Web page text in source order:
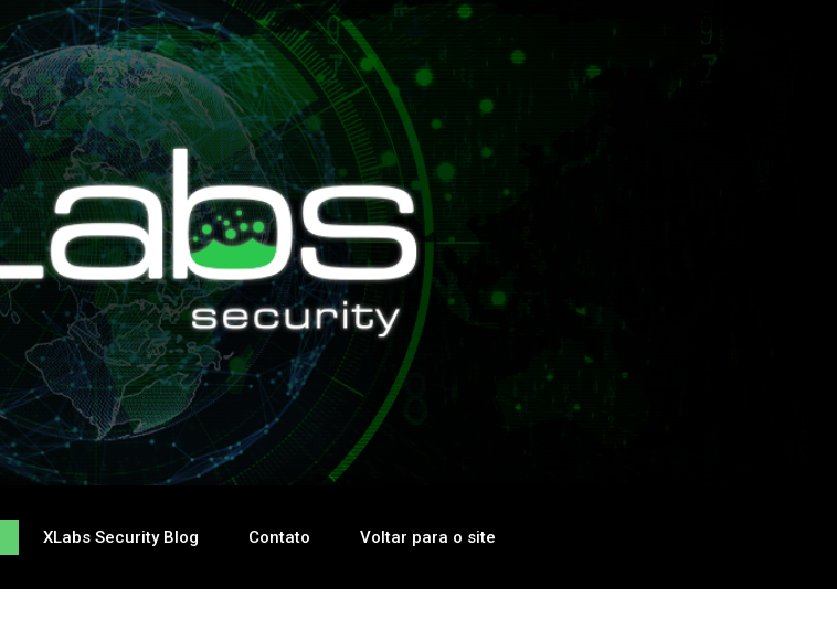
XLabs Security Blog Contato Voltar para o site